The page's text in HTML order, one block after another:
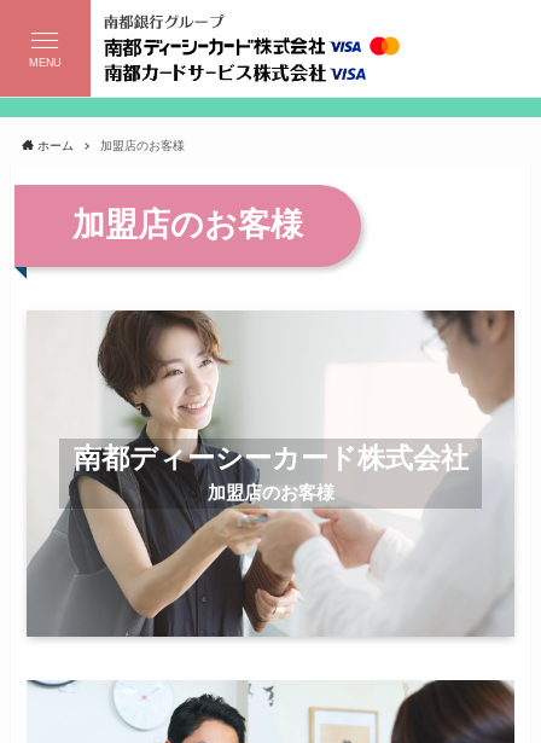
MENU
ホーム 加盟店のお客様
加盟店のお客様
南都ディーシーカード株式会社
加盟店のお客様